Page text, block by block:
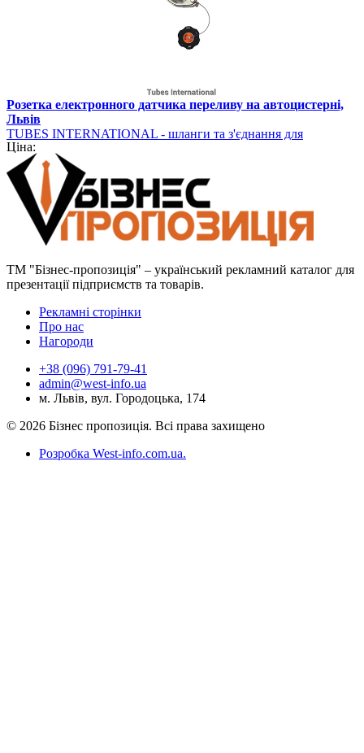
Розетка електронного датчика переливу на автоцистерні,
Львів
TUBES INTERNATIONAL - шланги та з'єднання для
промисловості
Ціна:
ТМ "Бізнес-пропозиція" – український рекламний каталог для
презентації підприємств та товарів.
Рекламні сторінки
Про нас
Нагороди
+38 (096) 791-79-41
admin@west-info.ua
м. Львів, вул. Городоцька, 174
© 2026 Бізнес пропозиція. Всі права захищено
Розробка West-info.com.ua.